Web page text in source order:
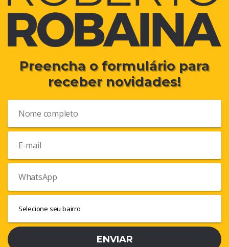
Preencha o formulário para
receber novidades!
ENVIAR